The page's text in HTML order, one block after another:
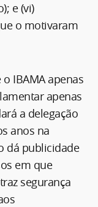
e (vi)
o motivaram
IBAMA apenas
apenas
a delegação
anos na
dá publicidade
em que
segurança